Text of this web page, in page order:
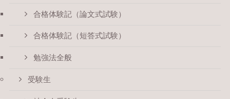
合格体験記（論文式試験）
合格体験記（短答式試験）
勉強法全般
受験生